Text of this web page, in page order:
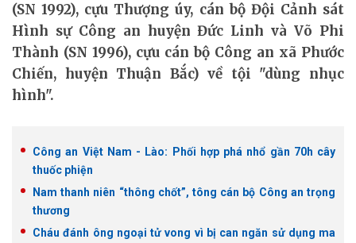
(SN 1992), cựu Thượng úy, cán bộ Đội Cảnh sát
Hình sự Công an huyện Đức Linh và Võ Phi
Thành (SN 1996), cựu cán bộ Công an xã Phước
Chiến, huyện Thuận Bắc) về tội "dùng nhục
hình".
Công an Việt Nam - Lào: Phối hợp phá nhổ gần 70h cây
thuốc phiện
Nam thanh niên “thông chốt”, tông cán bộ Công an trọng
thương
Cháu đánh ông ngoại tử vong vì bị can ngăn sử dụng ma